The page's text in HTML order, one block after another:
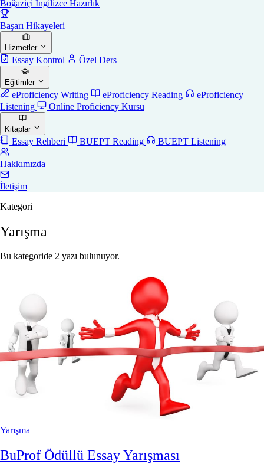
Boğaziçi İngilizce Hazırlık
Başarı Hikayeleri
Hizmetler
Essay Kontrol Özel Ders
Eğitimler
eProficiency Writing eProficiency Reading
eProficiency
Listening
Online Proficiency Kursu
Kitaplar
Essay Rehberi BUEPT Reading BUEPT Listening
Hakkımızda
İletişim
Kategori
Yarışma
Bu kategoride 2 yazı bulunuyor.
Yarışma
BuProf Ödüllü Essay Yarışması